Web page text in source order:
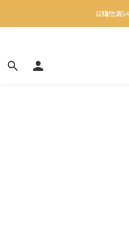
✨下載Three Little
🛒購物滿
✨下載Three Little